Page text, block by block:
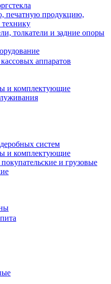
печатную продукцию,
толкатели и задние опоры
аппаратов
и комплектующие
систем
и комплектующие
и грузовые